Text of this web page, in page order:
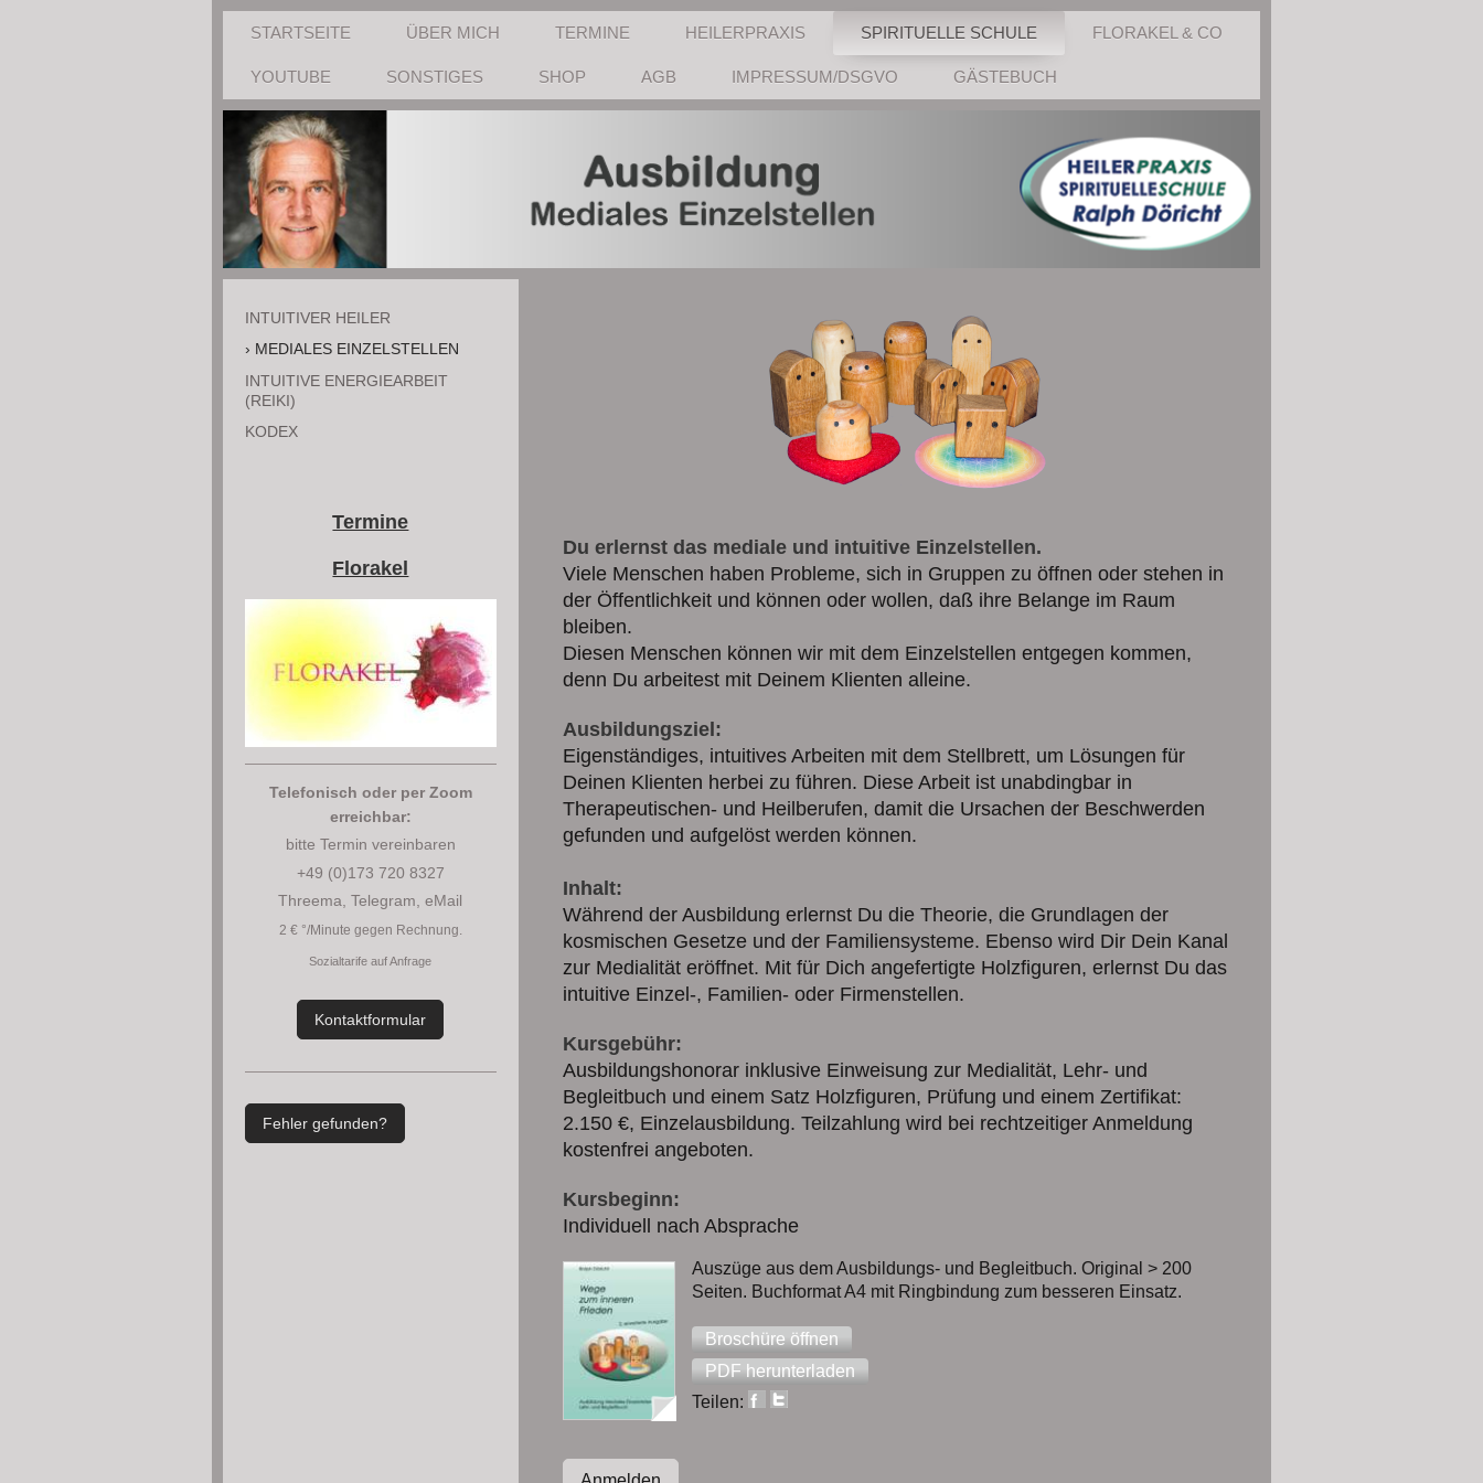
STARTSEITE ÜBER MICH TERMINE HEILERPRAXIS SPIRITUELLE SCHULE FLORAKEL & CO
YOUTUBE SONSTIGES SHOP AGB IMPRESSUM/DSGVO GÄSTEBUCH
Du erlernst das mediale und intuitive Einzelstellen.
Viele Menschen haben Probleme, sich in Gruppen zu öffnen oder stehen in
der Öffentlichkeit und können oder wollen, daß ihre Belange im Raum
bleiben.
Diesen Menschen können wir mit dem Einzelstellen entgegen kommen,
denn Du arbeitest mit Deinem Klienten alleine.
Ausbildungsziel:
Eigenständiges, intuitives Arbeiten mit dem Stellbrett, um Lösungen für
Deinen Klienten herbei zu führen. Diese Arbeit ist unabdingbar in
Therapeutischen- und Heilberufen, damit die Ursachen der Beschwerden
gefunden und aufgelöst werden können.
Inhalt:
Während der Ausbildung erlernst Du die Theorie, die Grundlagen der
kosmischen Gesetze und der Familiensysteme. Ebenso wird Dir Dein Kanal
zur Medialität eröffnet. Mit für Dich angefertigte Holzfiguren, erlernst Du das
intuitive Einzel-, Familien- oder Firmenstellen.
Kursgebühr:
Ausbildungshonorar inklusive Einweisung zur Medialität, Lehr- und
Begleitbuch und einem Satz Holzfiguren, Prüfung und einem Zertifikat:
2.150 €, Einzelausbildung. Teilzahlung wird bei rechtzeitiger Anmeldung
kostenfrei angeboten.
Kursbeginn:
Individuell nach Absprache
Auszüge aus dem Ausbildungs- und Begleitbuch. Original > 200
Seiten. Buchformat A4 mit Ringbindung zum besseren Einsatz.
Broschüre öffnen
PDF herunterladen
Teilen:
INTUITIVER HEILER
MEDIALES EINZELSTELLEN
INTUITIVE ENERGIEARBEIT
(REIKI)
KODEX
Termine
Florakel
Telefonisch oder per Zoom
erreichbar:
bitte Termin vereinbaren
+49 (0)173 720 8327
Threema, Telegram, eMail
2 € °/Minute gegen Rechnung.
Sozialtarife auf Anfrage
Kontaktformular
Fehler gefunden?